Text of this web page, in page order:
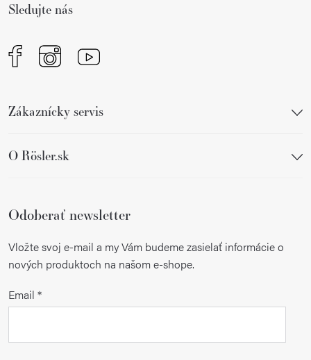
Sledujte nás
Zákaznícky servis
O Rösler.sk
Odoberať newsletter
Vložte svoj e-mail a my Vám budeme zasielať informácie o
nových produktoch na našom e-shope.
Email